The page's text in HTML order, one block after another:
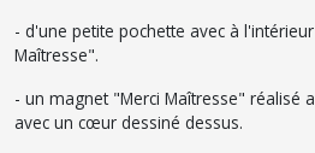
- d'une petite pochette avec à
Maîtresse".
- un magnet "Merci Maîtresse" réalisé
avec un cœur dessiné dessus.